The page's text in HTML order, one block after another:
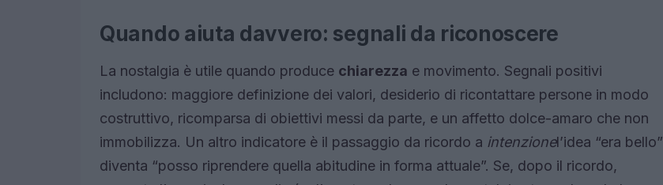
Quando aiuta davvero: segnali da riconoscere
La nostalgia è utile quando produce chiarezza e movimento. Segnali positivi
includono: maggiore definizione dei valori, desiderio di ricontattare persone in modo
costruttivo, ricomparsa di obiettivi messi da parte, e un affetto dolce-amaro che non
immobilizza. Un altro indicatore è il passaggio da ricordo a intenzionel’idea “era bello”
diventa “posso riprendere quella abitudine in forma attuale”. Se, dopo il ricordo,